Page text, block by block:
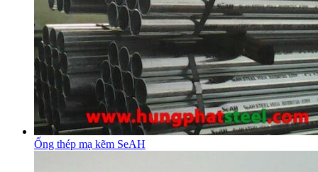
Ống thép mạ kẽm SeAH